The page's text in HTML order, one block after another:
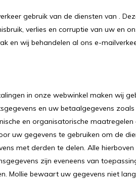
gebruik van de diensten van .
verlies en corruptie van uw en
en wij behandelen al ons e-
in onze webwinkel maken wij
en uw betaalgegevens
en organisatorische
uw gegevens te gebruiken om de
met derden te delen. Alle
zijn eveneens van
Mollie bewaart uw gegevens niet